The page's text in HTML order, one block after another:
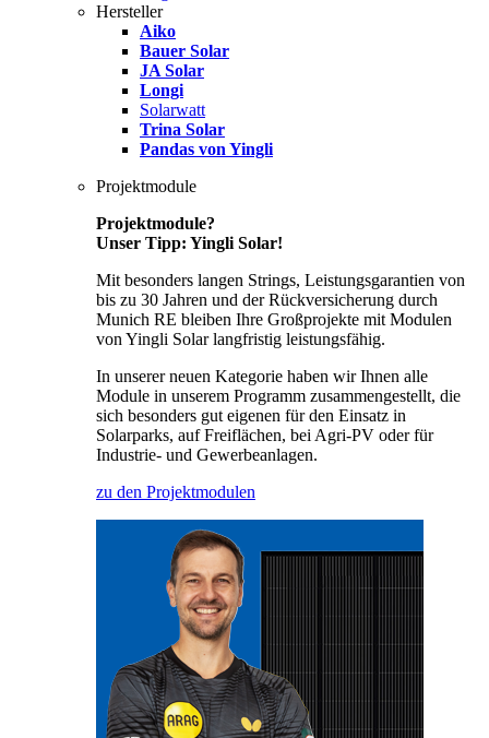
Hersteller
Aiko
Bauer Solar
JA Solar
Longi
Solarwatt
Trina Solar
Pandas von Yingli
Projektmodule
Projektmodule?
Unser Tipp: Yingli Solar!
Mit besonders langen Strings, Leistungsgarantien von
bis zu 30 Jahren und der Rückversicherung durch
Munich RE bleiben Ihre Großprojekte mit Modulen
von Yingli Solar langfristig leistungsfähig.
In unserer neuen Kategorie haben wir Ihnen alle
Module in unserem Programm zusammengestellt, die
sich besonders gut eigenen für den Einsatz in
Solarparks, auf Freiflächen, bei Agri-PV oder für
Industrie- und Gewerbeanlagen.
zu den Projektmodulen